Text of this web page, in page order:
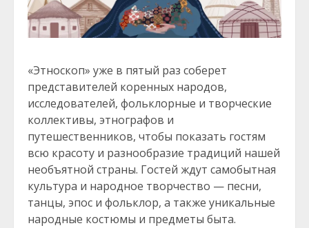
«Этноскоп» уже в пятый раз соберет
представителей коренных народов,
исследователей, фольклорные и творческие
коллективы, этнографов и
путешественников, чтобы показать гостям
всю красоту и разнообразие традиций нашей
необъятной страны. Гостей ждут самобытная
культура и народное творчество — песни,
танцы, эпос и фольклор, а также уникальные
народные костюмы и предметы быта.